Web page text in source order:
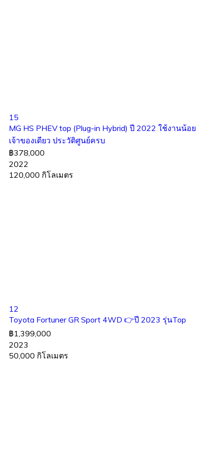
15
MG HS PHEV top (Plug-in Hybrid) ปี 2022 ใช้งานน้อย
เจ้าของเดียว ประวัติศูนย์ครบ
฿378,000
2022
120,000 กิโลเมตร
12
Toyota Fortuner GR Sport 4WD 👉ปี 2023 รุ่นTop
฿1,399,000
2023
50,000 กิโลเมตร